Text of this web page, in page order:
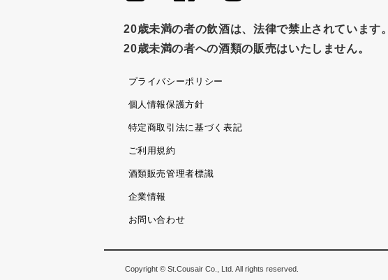
20歳未満の者の飲酒は、法律で禁止されています。
20歳未満の者への酒類の販売はいたしません。
プライバシーポリシー
個人情報保護方針
特定商取引法に基づく表記
ご利用規約
酒類販売管理者標識
企業情報
お問い合わせ
Copyright © St.Cousair Co., Ltd. All rights reserved.